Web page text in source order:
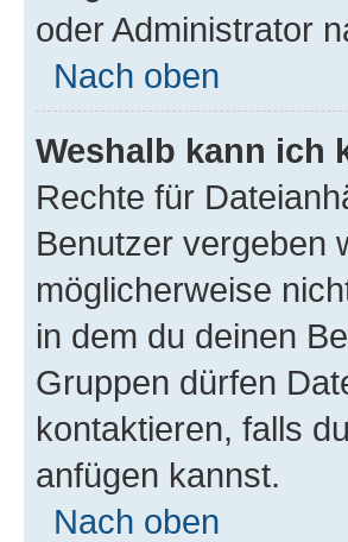
oder Administrator
Nach oben
Weshalb kann ich
Rechte für
Benutzer vergeben
möglicherweise
in dem du deinen
Gruppen dürfen
kontaktieren, falls
anfügen kannst.
Nach oben